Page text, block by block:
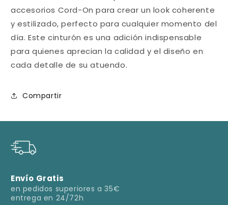
accesorios Cord-On para crear un look coherente
y estilizado, perfecto para cualquier momento del
día. Este cinturón es una adición indispensable
para quienes aprecian la calidad y el diseño en
cada detalle de su atuendo.
Compartir
Envío Gratis
en pedidos superiores a 35€
entrega en 24/72h